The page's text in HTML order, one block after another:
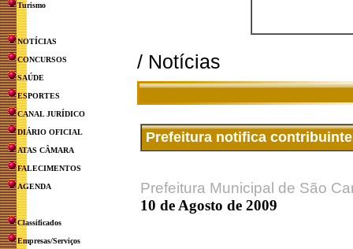
Turismo
NOTÍCIAS
CONCURSOS
SAÚDE
ESPORTES
CANAL JURÍDICO
DIÁRIO OFICIAL
ATAS CÂMARA
FALECIMENTOS
AGENDA
Classificados
Empresas/Serviços
/ Notícias
Prefeitura notifica
Prefeitura Municipal de São
10 de Agosto de 2009